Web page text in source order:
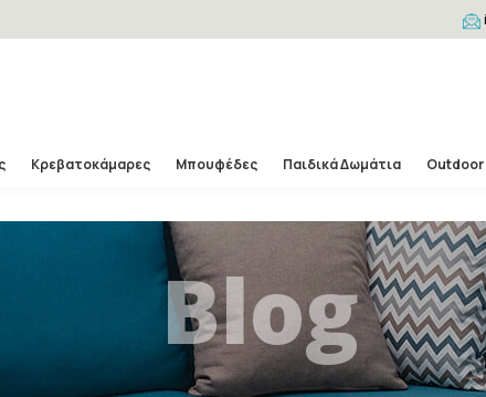
Κρεβατοκάμαρες Μπουφέδες Παιδικά Δωμάτια Outdoor
Blog